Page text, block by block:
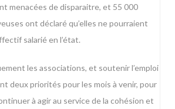
menacées de disparaitre, et 55 000
ont déclaré qu’elles ne pourraient
salarié en l’état.
les associations, et soutenir l’emploi
deux priorités pour les mois à venir, pour
à agir au service de la cohésion et